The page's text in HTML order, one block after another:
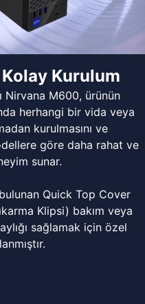
Kolay Kurulum
Nirvana M600, ürünün
herhangi bir vida veya
kurulmasını ve
göre daha rahat ve
sunar.
Quick Top Cover
Klipsi) bakım veya
sağlamak için özel